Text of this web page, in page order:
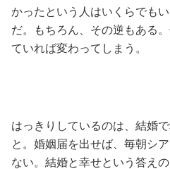
ゲーム
かったという人はいくらでも
だ。もちろん、その逆もある
ていれば変わってしまう。
はっきりしているのは、結婚
と。婚姻届を出せば、毎朝シ
ない。結婚と幸せという答え